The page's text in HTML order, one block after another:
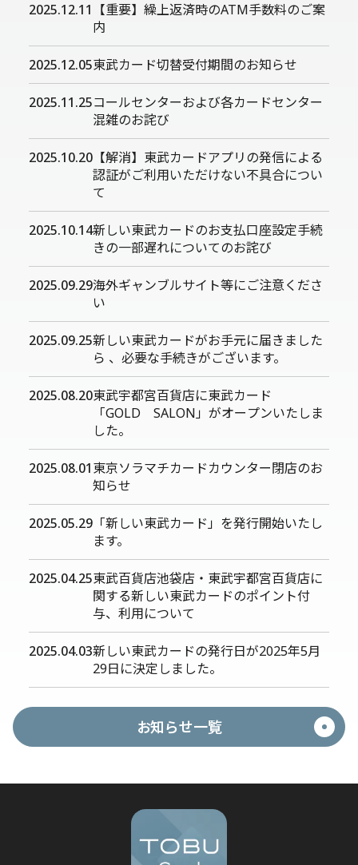
2025.12.11 【重要】繰上返済時のATM手数料のご案
内
2025.12.05東武カード切替受付期間のお知らせ
2025.11.25コールセンターおよび各カードセンター
混雑のお詫び
2025.10.20 【解消】東武カードアプリの発信による
認証がご利用いただけない不具合につい
て
2025.10.14新しい東武カードのお支払口座設定手続
きの一部遅れについてのお詫び
2025.09.29海外ギャンブルサイト等にご注意くださ
い
2025.09.25新しい東武カードがお手元に届きました
ら 、必要な手続きがございます。
2025.08.20東武宇都宮百貨店に東武カード
「GOLD SALON」がオープンいたしま
した。
2025.08.01東京ソラマチカードカウンター閉店のお
知らせ
2025.05.29 「新しい東武カード」を発行開始いたし
ます。
2025.04.25東武百貨店池袋店・東武宇都宮百貨店に
関する新しい東武カードのポイント付
与、利用について
2025.04.03新しい東武カードの発行日が2025年5月
29日に決定しました。
お知らせ一覧